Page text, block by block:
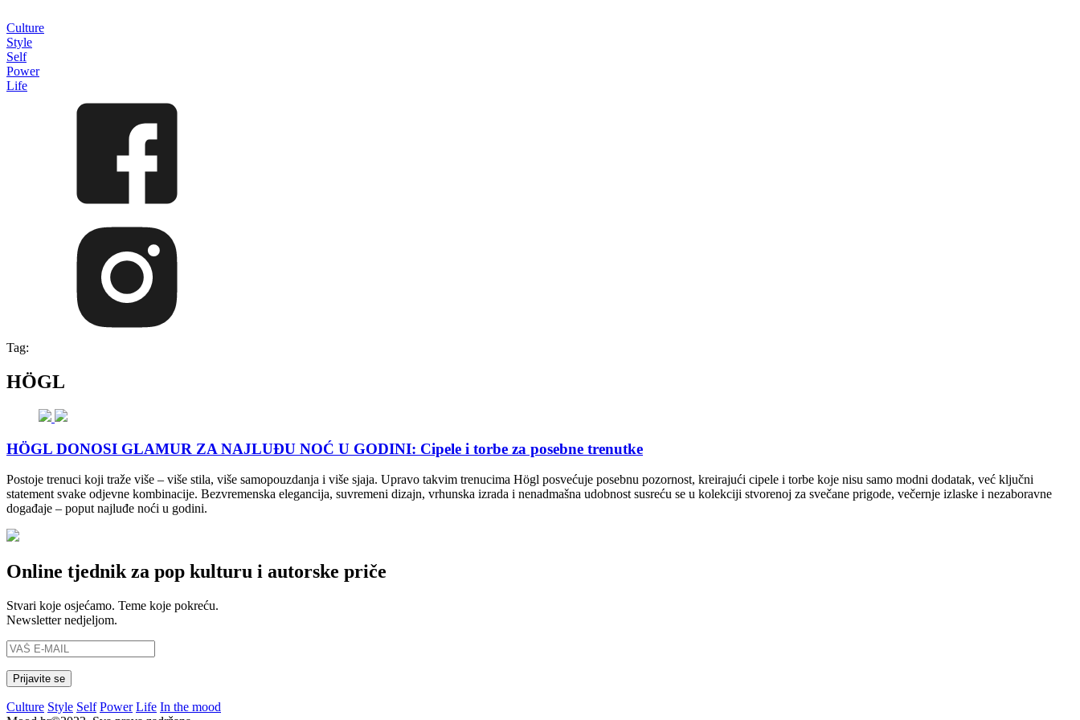
Culture
Style
Self
Power
Life
Tag:
HÖGL
HÖGL DONOSI GLAMUR ZA NAJLUĐU NOĆ U GODINI: Cipele i torbe za posebne trenutke
Postoje trenuci koji traže više – više stila, više samopouzdanja i više sjaja. Upravo takvim trenucima Högl posvećuje posebnu pozornost, kreirajući cipele i torbe koje nisu samo modni dodatak, već ključni
statement svake odjevne kombinacije. Bezvremenska elegancija, suvremeni dizajn, vrhunska izrada i nenadmašna udobnost susreću se u kolekciji stvorenoj za svečane prigode, večernje izlaske i nezaboravne
događaje – poput najluđe noći u godini.
Online tjednik za pop kulturu i autorske priče
Stvari koje osjećamo. Teme koje pokreću.
Newsletter nedjeljom.
Culture Style Self Power Life In the mood